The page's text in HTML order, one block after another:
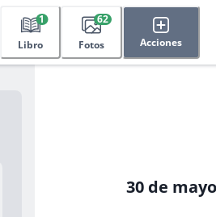
Libro
1
Fotos
62
Acciones
30 de